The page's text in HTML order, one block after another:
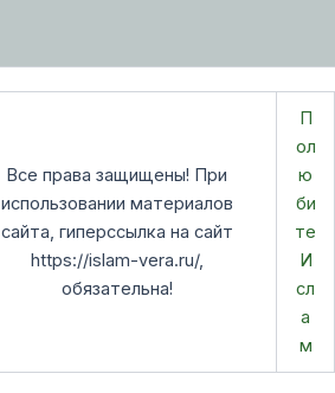
Все права защищены! При
использовании материалов
сайта, гиперссылка на сайт
https://islam-vera.ru/,
обязательна!
П
ол
ю
би
те
И
сл
а
м